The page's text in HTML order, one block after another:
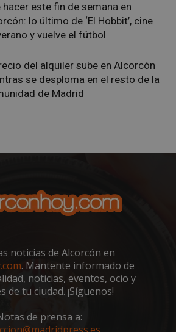
hacer este fin de semana en
lo último de ‘El Hobbit’, cine
y vuelve el fútbol
del alquiler sube en Alcorcón
se desploma en el resto de la
de Madrid
noticias de Alcorcón en
. Mantente informado de
noticias, eventos, ocio y
de tu ciudad. ¡Síguenos!
de prensa a:
Amazon.com
Inc.
embed.bsky.app
1 semana
Spotify Inc.
.spotify.com